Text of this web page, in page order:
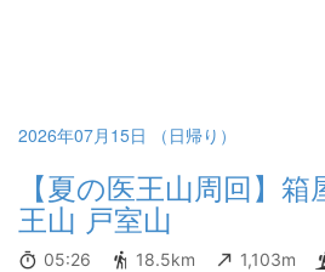
2026年07月15日 （日帰り）
【夏の医王山周回】
王山 戸室山
05:26 18.5km 1,103m